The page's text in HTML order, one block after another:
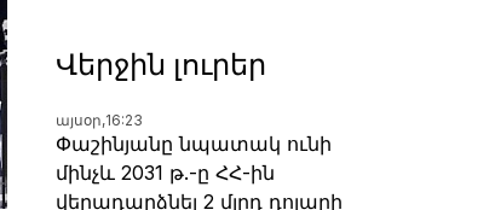
Վերջին լուրեր
այսօր,16:23
Փաշինյանը նպատակ ունի
մինչև 2031 թ.-ը ՀՀ-ին
վերադարձնել 2 մլրդ դոլարի